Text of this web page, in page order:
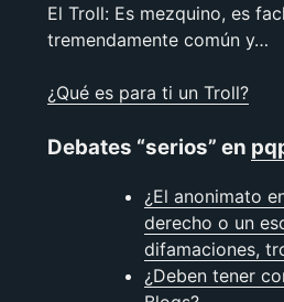
El Troll: Es mezquino, es
tremendamente común y…
¿Qué es para ti un Troll?
Debates “serios” en
¿El anonimato
derecho o un
difamaciones,
¿Deben tener